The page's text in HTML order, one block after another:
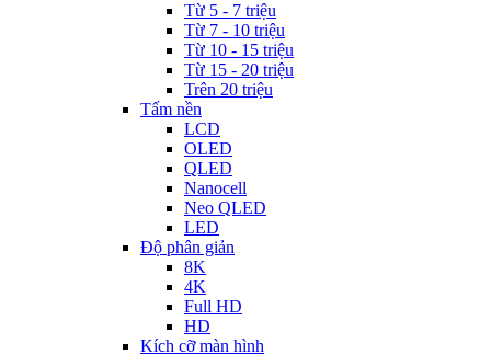
Từ 5 - 7 triệu
Từ 7 - 10 triệu
Từ 10 - 15 triệu
Từ 15 - 20 triệu
Trên 20 triệu
Tấm nền
LCD
OLED
QLED
Nanocell
Neo QLED
LED
Độ phân giản
8K
4K
Full HD
HD
Kích cỡ màn hình